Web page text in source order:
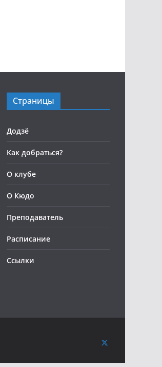
Страницы
Додзё
Как добраться?
О клубе
О Кюдо
Преподаватель
Расписание
Ссылки